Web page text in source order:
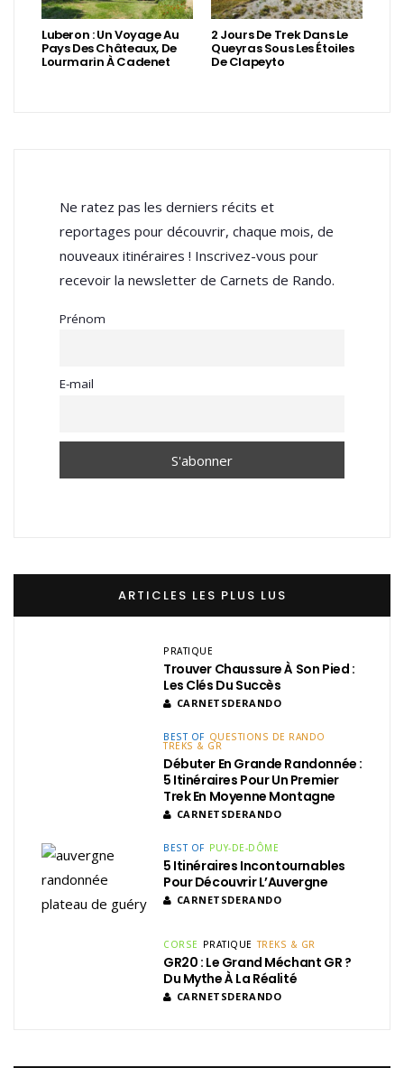
Luberon : Un Voyage Au
Pays Des Châteaux, De
Lourmarin À Cadenet
2 Jours De Trek Dans Le
Queyras Sous Les Étoiles
De Clapeyto
Ne ratez pas les derniers récits et
reportages pour découvrir, chaque mois, de
nouveaux itinéraires ! Inscrivez-vous pour
recevoir la newsletter de Carnets de Rando.
Prénom
E-mail
ARTICLES LES PLUS LUS
PRATIQUE
Trouver Chaussure À Son Pied :
Les Clés Du Succès
CARNETSDERANDO
BEST OF QUESTIONS DE RANDO
TREKS & GR
Débuter En Grande Randonnée :
5 Itinéraires Pour Un Premier
Trek En Moyenne Montagne
CARNETSDERANDO
BEST OF PUY-DE-DÔME
5 Itinéraires Incontournables
Pour Découvrir L’Auvergne
CARNETSDERANDO
CORSE PRATIQUE TREKS & GR
GR20 : Le Grand Méchant GR ?
Du Mythe À La Réalité
CARNETSDERANDO